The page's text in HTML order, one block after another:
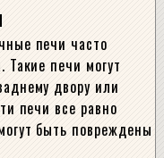
печи часто
Такие печи могут
двору или
печи все равно
быть повреждены